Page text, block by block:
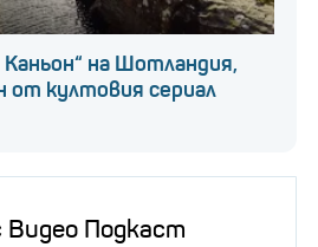
Каньон“ на Шотландия,
от култовия сериал
Видео Подкаст